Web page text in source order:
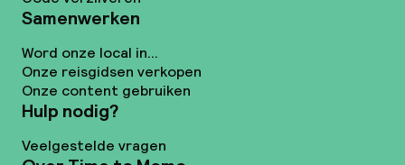
Samenwerken
Word onze local in...
Onze reisgidsen verkopen
Onze content gebruiken
Hulp nodig?
Veelgestelde vragen